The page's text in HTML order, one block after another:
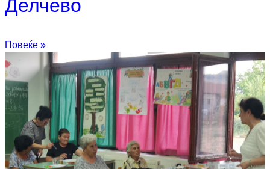
Делчево
Повеќе »